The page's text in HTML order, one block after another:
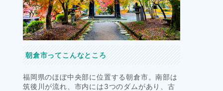
朝倉市ってこんなところ
福岡県のほぼ中央部に位置する朝倉市。南部は
筑後川が流れ、市内には3つのダムがあり、古